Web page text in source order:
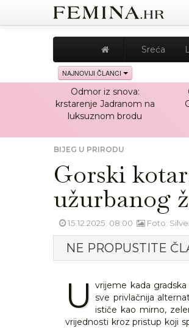
Sreća
NAJNOVIJI ČLANCI
Odmor iz snova:
krstarenje Jadranom na
luksuznom brodu
BIJEG U PRIRODU
Gorski
užurbanog
15.12.2025. 08:00 Foto:
NE PROPUSTITE
U vrijeme kada
sve privlačnija
ističe kao mirno,
vrijednosti kroz pristup koji